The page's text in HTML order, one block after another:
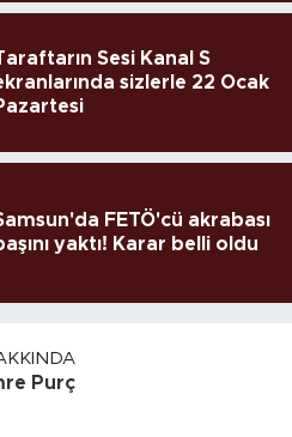
Sesi Kanal S
sizlerle 22 Ocak
FETÖ'cü akrabası
yaktı! Karar belli oldu
Purç